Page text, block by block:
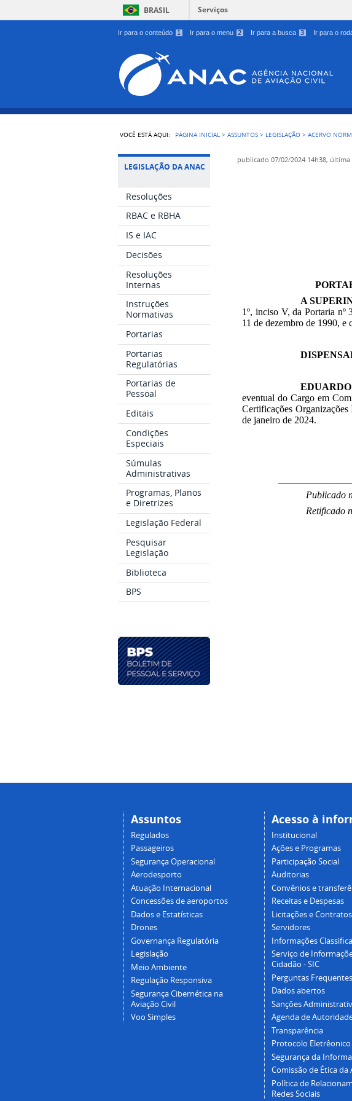
Ir para o conteúdo 1 Ir para o menu 2 Ir para a busca 3 Ir para o
BRASIL Serviços
VOCÊ ESTÁ AQUI: PÁGINA INICIAL >ASSUNTOS > LEGISLAÇÃO >ACERVO
LEGISLAÇÃO DA ANAC
Resoluções
RBAC e RBHA
IS e IAC
Decisões
Resoluções
Internas
Instruções
Normativas
Portarias
Portarias
Regulatórias
Portarias de
Pessoal
Editais
Condições
Especiais
Súmulas
Administrativas
Programas, Planos
e Diretrizes
Legislação Federal
Pesquisar
Legislação
Biblioteca
BPS
publicado 07/02/2024 14h38, última
A
1º, inciso V, da Portaria
11 de dezembro de 1990, e
eventual do Cargo em
Certificações
de janeiro de 2024.
Publicado
Retificado
Assuntos
Regulados
Passageiros
Segurança Operacional
Aerodesporto
Atuação Internacional
Concessões de aeroportos
Dados e Estatísticas
Drones
Governança Regulatória
Legislação
Meio Ambiente
Regulação Responsiva
Segurança Cibernética na
Aviação Civil
Voo Simples
Acesso à
Institucional
Ações e Programas
Participação Social
Auditorias
Convênios e
Receitas e Despesas
Licitações e Contratos
Servidores
Informações
Serviço de
Cidadão - SIC
Perguntas Frequentes
Dados abertos
Sanções
Agenda de
Transparência
Protocolo Eletrêonico
Segurança da
Comissão de Ética da
Política de
Redes Sociais